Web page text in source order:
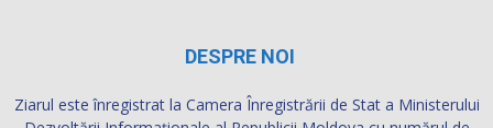
DESPRE NOI
Ziarul este înregistrat la Camera Înregistrării de Stat a Ministerului